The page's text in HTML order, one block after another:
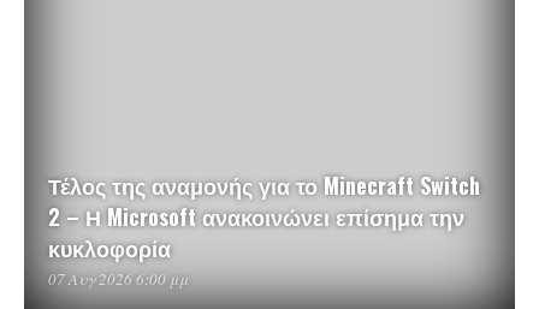
Τέλος της αναμονής για το Minecraft Switch
2 – Η Microsoft ανακοινώνει επίσημα την
κυκλοφορία
07 Αυγ 2026 6:00 μμ